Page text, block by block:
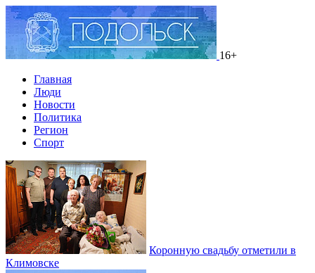
16+
Главная
Люди
Новости
Политика
Регион
Спорт
Коронную свадьбу отметили в
Климовске